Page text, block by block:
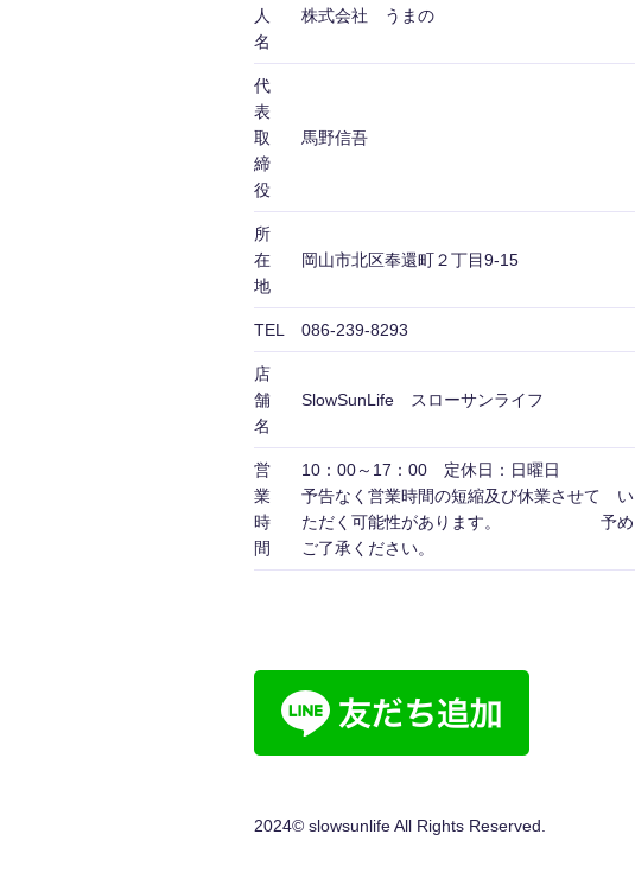
人
名
株式会社 うまの
代
表
取
締
役
馬野信吾
所
在
地
岡山市北区奉還町２丁目9-15
TEL 086-239-8293
店
舗
名
SlowSunLife スローサンライフ
営
業
時
間
10：00～17：00 定休日：日曜日
予告なく営業時間の短縮及び休業させて い
ただく可能性があります。 予め
ご了承ください。
2024© slowsunlife All Rights Reserved.